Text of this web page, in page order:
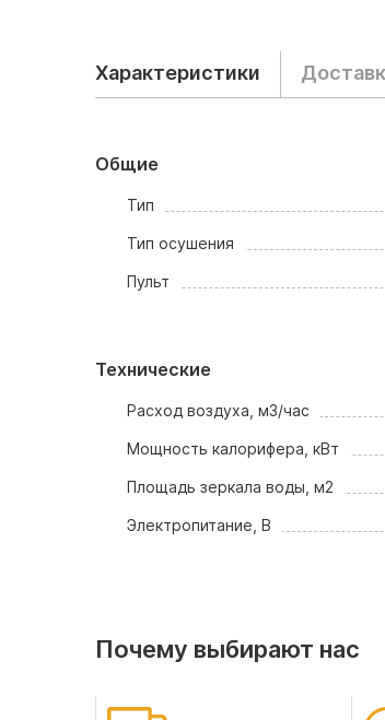
Характеристики
Общие
Тип
Тип осушения
Пульт
Технические
Расход воздуха, м3/час
Мощность калорифера, кВт
Площадь зеркала воды, м2
Электропитание, В
Почему выбирают нас